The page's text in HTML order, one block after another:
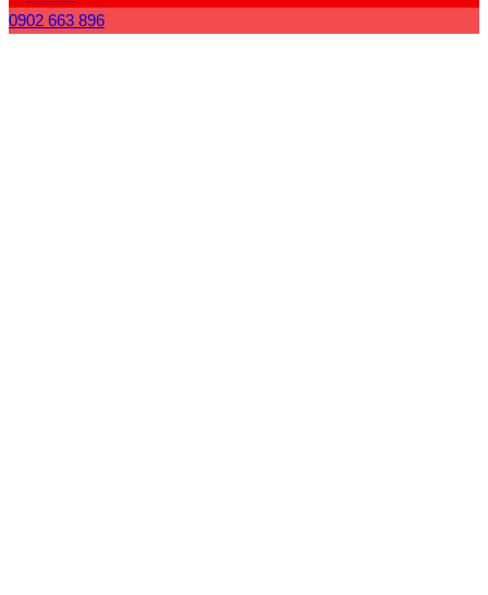
0902 663 896